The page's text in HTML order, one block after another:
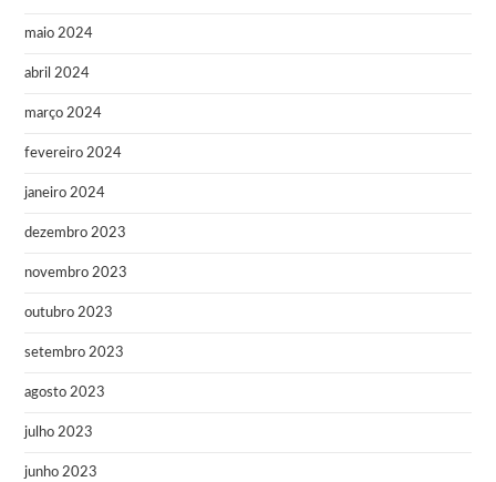
maio 2024
abril 2024
março 2024
fevereiro 2024
janeiro 2024
dezembro 2023
novembro 2023
outubro 2023
setembro 2023
agosto 2023
julho 2023
junho 2023